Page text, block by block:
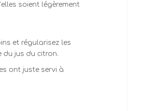
soient légèrement
et régularisez les
du jus du citron.
ont juste servi à